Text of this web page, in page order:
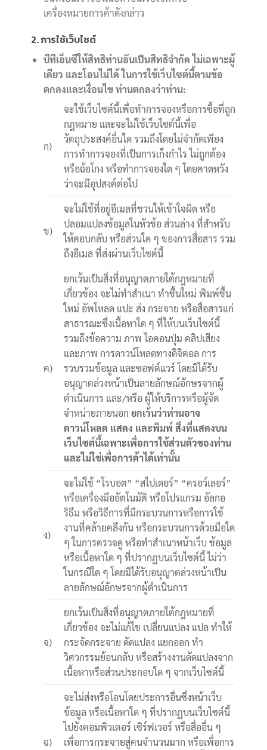
เครื่องหมายการค้าดังกล่าว
2. การใช้เว็บไซต์
บีทีเอ็นซีให้สิทธิท่านอันเป็นสิทธิจำกัด ไม่เฉพาะผู้
เดียว และโอนไม่ได้ ในการใช้เว็บไซต์นี้ตามข้อ
ตกลงและเงื่อนไข ท่านตกลงว่าท่าน:
ก)
จะใช้เว็บไซต์นี้เพื่อทำการจองหรือการซื้อที่ถูก
กฎหมาย และจะไม่ใช้เว็บไซต์นี้เพื่อ
วัตถุประสงค์อื่นใด รวมถึงโดยไม่จำกัดเพียง
การทำการจองที่เป็นการเก็งกำไร ไม่ถูกต้อง
หรือฉ้อโกง หรือทำการจองใด ๆ โดยคาดหวัง
ว่าจะมีอุปสงค์ต่อไป
ข)
จะไม่ใช้ที่อยู่อีเมลที่ชวนให้เข้าใจผิด หรือ
ปลอมแปลงข้อมูลในหัวข้อ ส่วนล่าง ที่สำหรับ
ให้ตอบกลับ หรือส่วนใด ๆ ของการสื่อสาร รวม
ถึงอีเมล ที่ส่งผ่านเว็บไซต์นี้
ค)
ยกเว้นเป็นสิ่งที่อนุญาตภายใต้กฎหมายที่
เกี่ยวข้อง จะไม่ทำสำเนา ทำขึ้นใหม่ พิมพ์ขึ้น
ใหม่ อัพโหลด แปะ ส่ง กระจาย หรือสื่อสารแก่
สาธารณะซึ่งเนื้อหาใด ๆ ที่ให้บนเว็บไซต์นี้
รวมถึงข้อความ ภาพ ไอคอนปุ่ม คลิปเสียง
และภาพ การดาวน์โหลดทางดิจิตอล การ
รวบรวมข้อมูล และซอฟต์แวร์ โดยมิได้รับ
อนุญาตล่วงหน้าเป็นลายลักษณ์อักษรจากผู้
ดำเนินการ และ/หรือ ผู้ให้บริการหรือผู้จัด
จำหน่ายภายนอกยกเว้นว่าท่านอาจ
ดาวน์โหลด แสดง และพิมพ์ สิ่งที่แสดงบน
เว็บไซต์นี้เฉพาะเพื่อการใช้ส่วนตัวของท่าน
และไม่ใช่เพื่อการค้าได้เท่านั้น
ง)
จะไม่ใช้ “โรบอต” “สไปเดอร์” “ครอว์เลอร์”
หรือเครื่องมืออัตโนมัติ หรือโปรแกรม อัลกอ
ริธึม หรือวิธีการที่มีกระบวนการหรือการใช้
งานที่คล้ายคลึงกัน หรือกระบวนการด้วยมือใด
ๆ ในการตรวจดู หรือทำสำเนาหน้าเว็บ ข้อมูล
หรือเนื้อหาใด ๆ ที่ปรากฏบนเว็บไซต์นี้ ไม่ว่า
ในกรณีใด ๆ โดยมิได้รับอนุญาตล่วงหน้าเป็น
ลายลักษณ์อักษรจากผู้ดำเนินการ
จ)
ยกเว้นเป็นสิ่งที่อนุญาตภายใต้กฎหมายที่
เกี่ยวข้อง จะไม่แก้ไข เปลี่ยนแปลง แปล ทำให้
กระจัดกระจาย ดัดแปลง แยกออก ทำ
วิศวกรรมย้อนกลับ หรือสร้างงานดัดแปลงจาก
เนื้อหาหรือส่วนประกอบใด ๆ จากเว็บไซต์นี้
ฉ)
จะไม่ส่งหรือโอนโดยประการอื่นซึ่งหน้าเว็บ
ข้อมูล หรือเนื้อหาใด ๆ ที่ปรากฏบนเว็บไซต์นี้
ไปยังคอมพิวเตอร์ เซิร์ฟเวอร์ หรือสื่ออื่น ๆ
เพื่อการกระจายสู่คนจำนวนมาก หรือเพื่อการ